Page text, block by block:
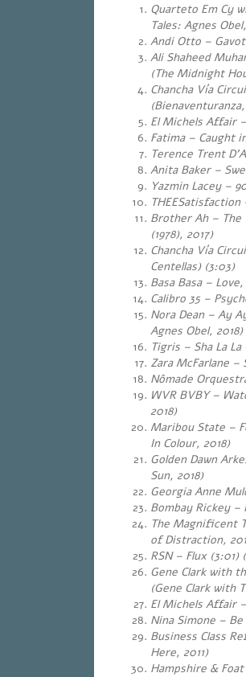
Quarteto Em Cy
Tales: Agnes
Andi Otto –
Ali Shaheed
(The Midnight
Chancha Vía
El Michels Affair
Fatima – Caught
Terence Trent
Anita Baker –
Yazmin Lacey –
Brother Ah – The
(1978), 2017)
Chancha Vía
Centellas) (3:03)
Basa Basa –
Calibro 35 –
Nora Dean – Ay
Agnes Obel, 2018)
Tigris – Sha La
Zara McFarlane
Nômade
WVR BVBY –
2018)
Maribou State –
In Colour, 2018)
Golden Dawn
Sun, 2018)
Georgia Anne
Bombay Rickey –
The Magnificent
of Distraction,
RSN – Flux (3:01)
Gene Clark with
(Gene Clark with
El Michels Affair
Nina Simone –
Business Class
Here, 2011)
Hampshire &